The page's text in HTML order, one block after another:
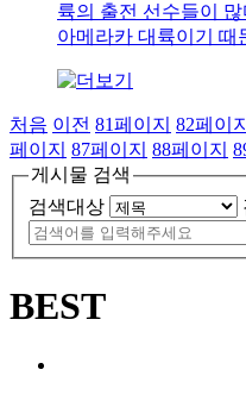
륙의 출전 선수들이
아메라카 대륙이기 때
처음 이전 81페이지 82페이지
페이지 87페이지 88페이지
게시물 검색
검색대상
BEST